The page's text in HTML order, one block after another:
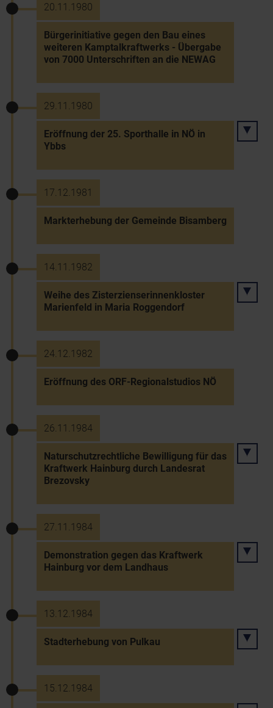
20.11.1980
Bürgerinitiative gegen den Bau eines
weiteren Kamptalkraftwerks - Übergabe
von 7000 Unterschriften an die NEWAG
29.11.1980
Eröffnung der 25. Sporthalle in NÖ in
Ybbs
17.12.1981
Markterhebung der Gemeinde Bisamberg
14.11.1982
Weihe des Zisterzienserinnenkloster
Marienfeld in Maria Roggendorf
24.12.1982
Eröffnung des ORF-Regionalstudios NÖ
26.11.1984
Naturschutzrechtliche Bewilligung für das
Kraftwerk Hainburg durch Landesrat
Brezovsky
27.11.1984
Demonstration gegen das Kraftwerk
Hainburg vor dem Landhaus
13.12.1984
Stadterhebung von Pulkau
15.12.1984